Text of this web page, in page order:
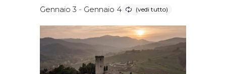
Gennaio 3 - Gennaio 4